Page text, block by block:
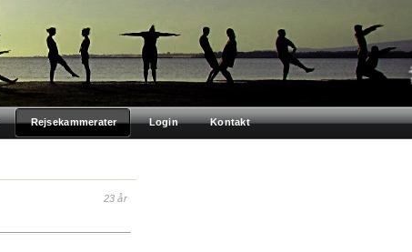
Rejsekammerater Login Kontakt
23 år